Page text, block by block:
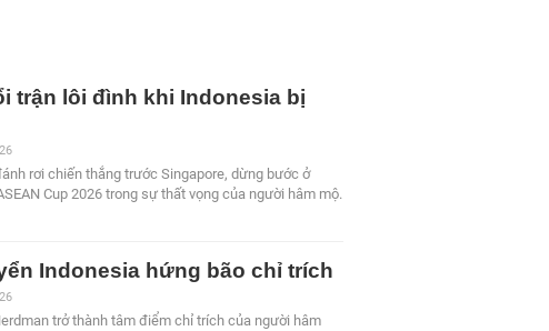
trận lôi đình khi Indonesia bị
rơi chiến thắng trước Singapore, dừng bước ở
Cup 2026 trong sự thất vọng của người hâm mộ.
Indonesia hứng bão chỉ trích
trở thành tâm điểm chỉ trích của người hâm